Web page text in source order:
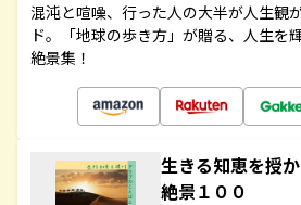
混沌と喧噪、行った人の大半が人生観
ド。「地球の歩き方」が贈る、人生を
絶景集！
生きる知恵を授
絶景１００